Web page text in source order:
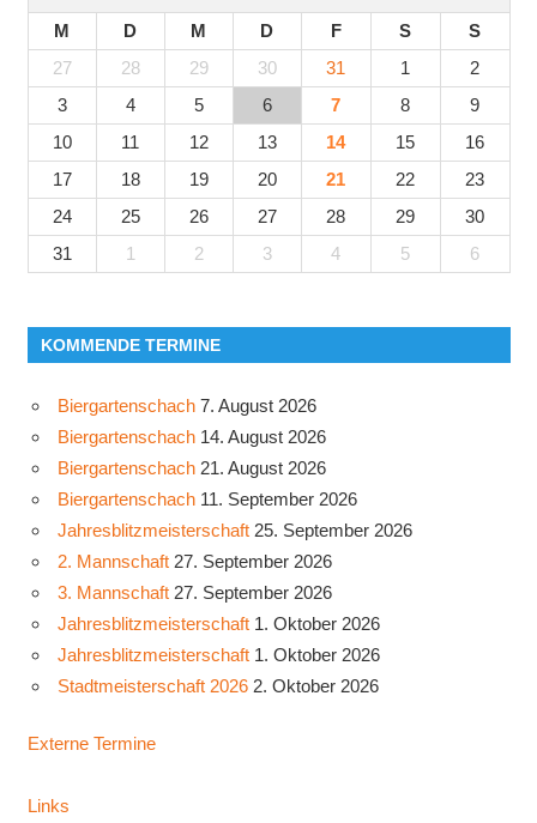
M D M D F S
S
27
28 29 30 31 1
2
3
4 5 6 7 8
9
10
11 12 13 14 15
16
17
18 19 20 21 22
23
24
25 26 27 28 29
30
31
1 2 3 4 5 6
KOMMENDE TERMINE
Biergartenschach 7. August 2026
Biergartenschach 14. August 2026
Biergartenschach 21. August 2026
Biergartenschach 11. September 2026
Jahresblitzmeisterschaft 25. September 2026
2. Mannschaft 27. September 2026
3. Mannschaft 27. September 2026
Jahresblitzmeisterschaft 1. Oktober 2026
Jahresblitzmeisterschaft 1. Oktober 2026
Stadtmeisterschaft 2026 2. Oktober 2026
Externe Termine
Links